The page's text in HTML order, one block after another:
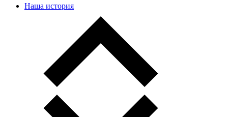
Наша история